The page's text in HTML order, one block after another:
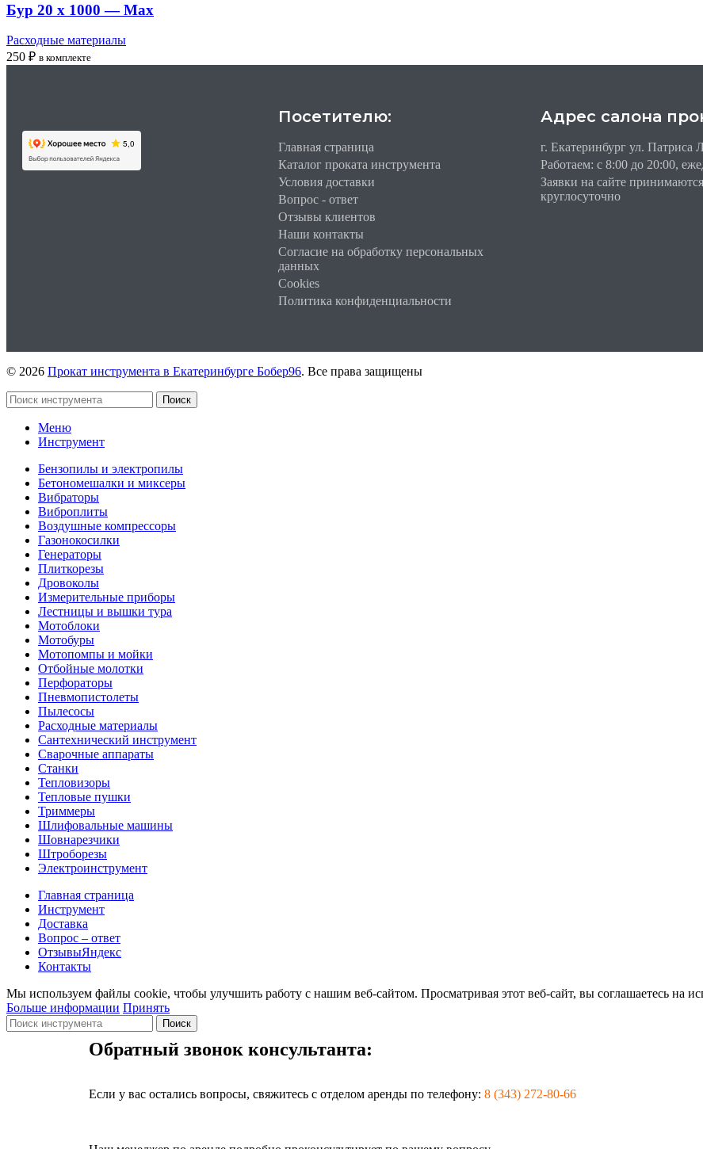
Бур 20 x 1000 — Max
Расходные материалы
250 ₽ в комплекте
Посетителю:
Главная страница
Каталог проката инструмента
Условия доставки
Вопрос - ответ
Отзывы клиентов
Наши контакты
Согласие на обработку персональных
данных
Cookies
Политика конфиденциальности
Адрес салона
г. Екатеринбург ул. Патриса
Работаем: c 8:00 до 20:00,
Заявки на сайте принимаются
круглосуточно
© 2026 Прокат инструмента в Екатеринбурге Бобер96. Все права защищены
Поиск
Меню
Инструмент
Бензопилы и электропилы
Бетономешалки и миксеры
Вибраторы
Виброплиты
Воздушные компрессоры
Газонокосилки
Генераторы
Плиткорезы
Дровоколы
Измерительные приборы
Лестницы и вышки тура
Мотоблоки
Мотобуры
Мотопомпы и мойки
Отбойные молотки
Перфораторы
Пневмопистолеты
Пылесосы
Расходные материалы
Сантехнический инструмент
Сварочные аппараты
Станки
Тепловизоры
Тепловые пушки
Триммеры
Шлифовальные машины
Шовнарезчики
Штроборезы
Электроинструмент
Главная страница
Инструмент
Доставка
Вопрос – ответ
ОтзывыЯндекс
Контакты
Мы используем файлы cookie, чтобы улучшить работу с нашим веб-сайтом. Просматривая этот веб-сайт, вы соглашаетесь на
Больше информации Принять
Поиск
Обратный звонок консультанта:
Если у вас остались вопросы, свяжитесь с отделом аренды по телефону: 8 (343) 272-80-66